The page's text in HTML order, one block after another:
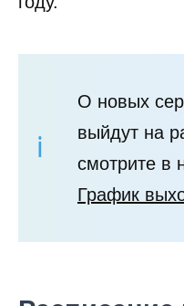
О новых
выйдут на
смотрите в
График